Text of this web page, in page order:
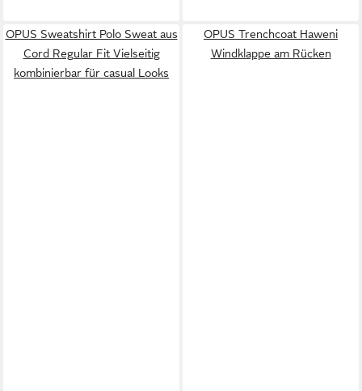
OPUS Sweatshirt Polo Sweat aus
Cord Regular Fit Vielseitig
kombinierbar für casual Looks
OPUS Trenchcoat Haweni
Windklappe am Rücken